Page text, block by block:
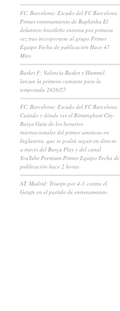
FC. Barcelona: Escudo del FC Barcelona
Primer entrenamiento de Raphinha El
delantero brasileño entrena por primera
vez tras incorporarse al grupo Primer
Equipo Fecha de publicación Hace 47
Mins
Basket F: Valencia Basket y Hummel
lanzan la primera camiseta para la
temporada 2026/27
FC. Barcelona: Escudo del FC Barcelona
Cuándo y dónde ver el Birmingham City-
Barça Guía de los horarios
internacionales del primer amistoso en
Inglaterra, que se podrá seguir en directo
a través del Barça Play y del canal
YouTube Premium Primer Equipo Fecha de
publicación hace 2 horas
AT. Madrid: Triunfo por 4-1 contra el
Getafe en el partido de entrenamiento